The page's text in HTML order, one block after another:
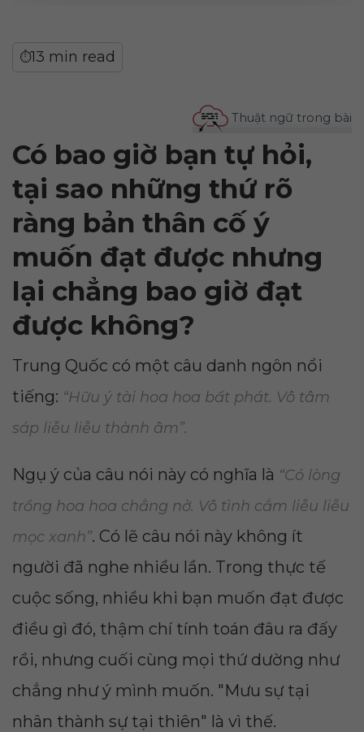
⏱13 min read
Thuật ngữ trong bài
Có bao giờ bạn tự hỏi,
tại sao những thứ rõ
ràng bản thân cố ý
muốn đạt được nhưng
lại chẳng bao giờ đạt
được không?
Trung Quốc có một câu danh ngôn nổi
tiếng: “Hữu ý tài hoa hoa bất phát. Vô tâm
sáp liễu liễu thành âm”.
Ngụ ý của câu nói này có nghĩa là “Có lòng
trồng hoa hoa chẳng nở. Vô tình cắm liễu liễu
mọc xanh”. Có lẽ câu nói này không ít
người đã nghe nhiều lần. Trong thực tế
cuộc sống, nhiều khi bạn muốn đạt được
điều gì đó, thậm chí tính toán đâu ra đấy
rồi, nhưng cuối cùng mọi thứ dường như
chẳng như ý mình muốn. "Mưu sự tại
nhân thành sự tại thiên" là vì thế.